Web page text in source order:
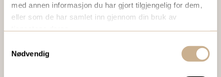
med annen informasjon du har gjort tilgjengelig for dem,
eller som de har samlet inn gjennom din bruk av
Nødvendig
Ta kontakt